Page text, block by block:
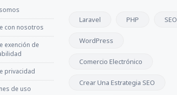
con nosotros
exención de
privacidad
de uso
Laravel PHP SEO
WordPress
Comercio Electrónico
Crear Una Estrategia SEO